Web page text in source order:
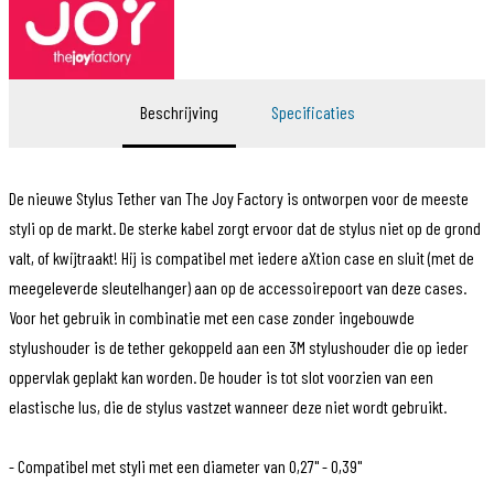
Beschrijving Specificaties
De nieuwe Stylus Tether van The Joy Factory is ontworpen voor de meeste
styli op de markt. De sterke kabel zorgt ervoor dat de stylus niet op de grond
valt, of kwijtraakt! Hij is compatibel met iedere aXtion case en sluit (met de
meegeleverde sleutelhanger) aan op de accessoirepoort van deze cases.
Voor het gebruik in combinatie met een case zonder ingebouwde
stylushouder is de tether gekoppeld aan een 3M stylushouder die op ieder
oppervlak geplakt kan worden. De houder is tot slot voorzien van een
elastische lus, die de stylus vastzet wanneer deze niet wordt gebruikt.
- Compatibel met styli met een diameter van 0,27" - 0,39"